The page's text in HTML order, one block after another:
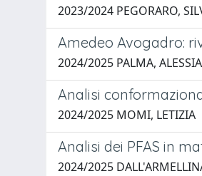
2023/2024 PEGORARO,
Amedeo Avogadro:
2024/2025 PALMA, ALESSIA
Analisi
2024/2025 MOMI, LETIZIA
Analisi dei PFAS in
2024/2025